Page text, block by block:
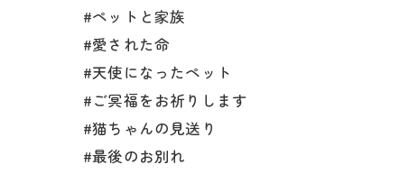
#ペットと家族
#愛された命
#天使になったペット
#ご冥福をお祈りします
#猫ちゃんの見送り
#最後のお別れ